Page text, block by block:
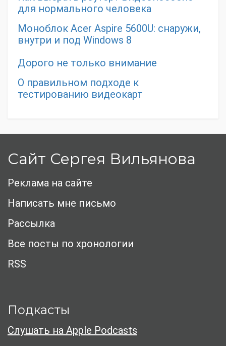
для нормального человека
Моноблок Acer Aspire 5600U: снаружи,
внутри и под Windows 8
Дорого не только внимание
О правильном подходе к
тестированию видеокарт
Сайт Сергея Вильянова
Реклама на сайте
Написать мне письмо
Рассылка
Все посты по хронологии
RSS
Подкасты
Слушать на Apple Podcasts